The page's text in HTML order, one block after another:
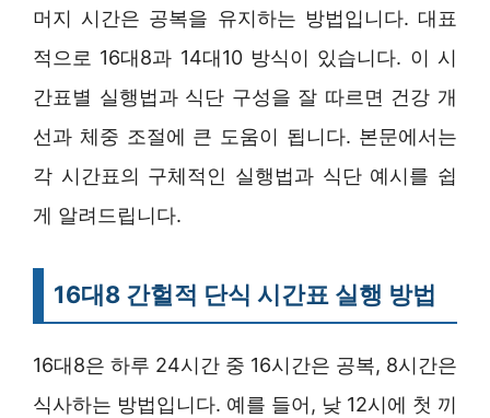
머지 시간은 공복을 유지하는 방법입니다. 대표
적으로 16대8과 14대10 방식이 있습니다. 이 시
간표별 실행법과 식단 구성을 잘 따르면 건강 개
선과 체중 조절에 큰 도움이 됩니다. 본문에서는
각 시간표의 구체적인 실행법과 식단 예시를 쉽
게 알려드립니다.
16대8 간헐적 단식 시간표 실행 방법
16대8은 하루 24시간 중 16시간은 공복, 8시간은
식사하는 방법입니다. 예를 들어, 낮 12시에 첫 끼